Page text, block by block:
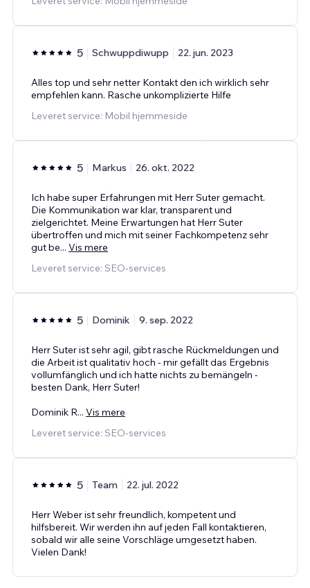
5 Schwuppdiwupp 22. jun. 2023
Alles top und sehr netter Kontakt den ich wirklich sehr
empfehlen kann. Rasche unkomplizierte Hilfe
Leveret service: Mobil hjemmeside
5 Markus 26. okt. 2022
Ich habe super Erfahrungen mit Herr Suter gemacht.
Die Kommunikation war klar, transparent und
zielgerichtet. Meine Erwartungen hat Herr Suter
übertroffen und mich mit seiner Fachkompetenz sehr
gut be... Vis mere
Leveret service: SEO-services
5 Dominik 9. sep. 2022
Herr Suter ist sehr agil, gibt rasche Rückmeldungen und
die Arbeit ist qualitativ hoch - mir gefällt das Ergebnis
vollumfänglich und ich hatte nichts zu bemängeln -
besten Dank, Herr Suter!
Dominik R... Vis mere
Leveret service: SEO-services
5 Team 22. jul. 2022
Herr Weber ist sehr freundlich, kompetent und
hilfsbereit. Wir werden ihn auf jeden Fall kontaktieren,
sobald wir alle seine Vorschläge umgesetzt haben.
Vielen Dank!